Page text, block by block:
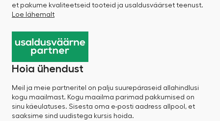
et pakume kvaliteetseid tooteid ja usaldusväärset teenust.
Loe lähemalt
Hoia ühendust
Meil ja meie partneritel on palju suurepäraseid allahindlusi
kogu maailmast. Kogu maailma parimad pakkumised on
sinu käeulatuses. Sisesta oma e-posti aadress allpool, et
saaksime sind uudistega kursis hoida.